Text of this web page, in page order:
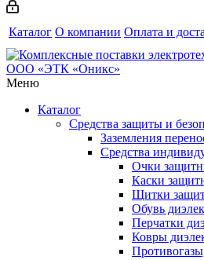
Каталог О компании Оплата и
Меню
Каталог
Средства защиты и
Заземления
Средства
Очки
Каски
Щитки
Обувь
Перчатки
Ковры